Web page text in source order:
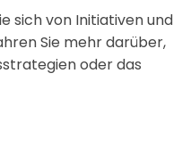
sich von Initiativen und
Sie mehr darüber,
oder das